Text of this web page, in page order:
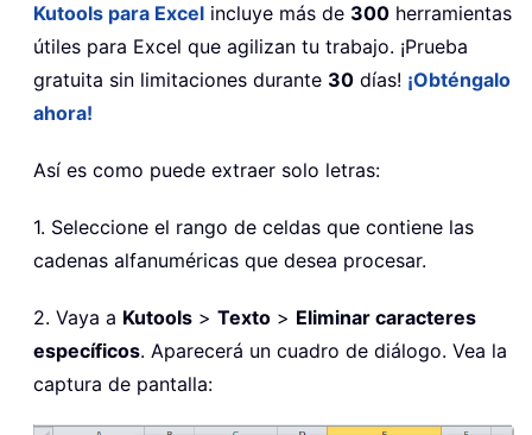
Kutools para Excel incluye más de 300 herramientas
útiles para Excel que agilizan tu trabajo. ¡Prueba
gratuita sin limitaciones durante 30 días! ¡Obténgalo
ahora!
Así es como puede extraer solo letras:
1. Seleccione el rango de celdas que contiene las
cadenas alfanuméricas que desea procesar.
2. Vaya a Kutools > Texto > Eliminar caracteres
específicos. Aparecerá un cuadro de diálogo. Vea la
captura de pantalla: